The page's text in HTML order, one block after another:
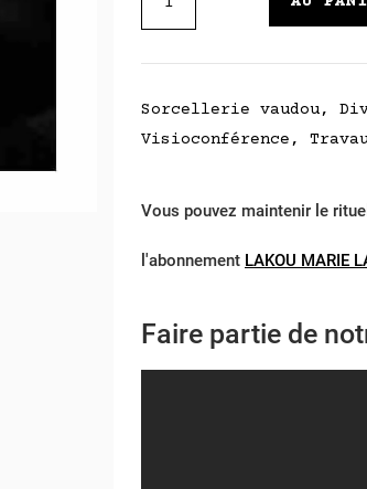
Sorcellerie vaudou,
Visioconférence,
Vous pouvez maintenir le
l'abonnement LAKOU MARIE
Faire partie de